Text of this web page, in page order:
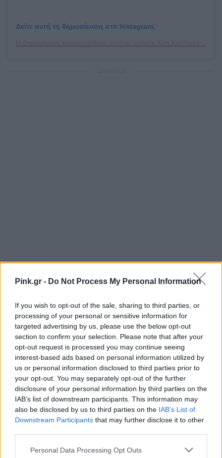
Pink.gr - Do Not Process My Personal Information
If you wish to opt-out of the sale, sharing to third parties, or
processing of your personal or sensitive information for
targeted advertising by us, please use the below opt-out
section to confirm your selection. Please note that after your
opt-out request is processed you may continue seeing
interest-based ads based on personal information utilized by
us or personal information disclosed to third parties prior to
your opt-out. You may separately opt-out of the further
disclosure of your personal information by third parties on the
IAB’s list of downstream participants. This information may
also be disclosed by us to third parties on the IAB’s List of
Downstream Participants that may further disclose it to other
Personal Data Processing Opt Outs
Δείτε αυτή τη δημοσίευση στο Instagram.
Ακολουθήστε το Pink.gr στοGoogle Newsκαι
μάθετε πρώτοιτα πιο hot νέα.
Ακολουθήστε το Pink.gr και στοInstagram
ΔΙΑΦΗΜΙΣΗ